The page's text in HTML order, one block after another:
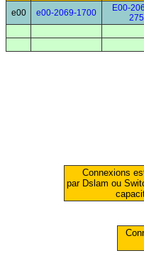
e00 e00-2069-1700
E00-
Connexions
par Dslam ou